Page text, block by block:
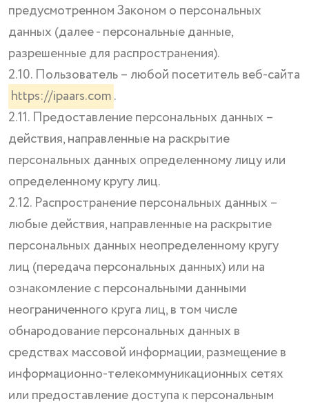
предусмотренном Законом о персональных
данных (далее - персональные данные,
разрешенные для распространения).
2.10. Пользователь – любой посетитель веб-сайта
https://ipaars.com.
2.11. Предоставление персональных данных –
действия, направленные на раскрытие
персональных данных определенному лицу или
определенному кругу лиц.
2.12. Распространение персональных данных –
любые действия, направленные на раскрытие
персональных данных неопределенному кругу
лиц (передача персональных данных) или на
ознакомление с персональными данными
неограниченного круга лиц, в том числе
обнародование персональных данных в
средствах массовой информации, размещение в
информационно-телекоммуникационных сетях
или предоставление доступа к персональным